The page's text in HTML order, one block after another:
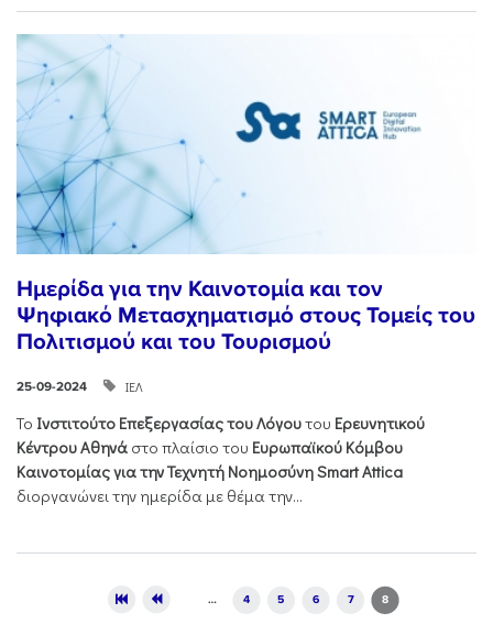
Ημερίδα για την Καινοτομία και τον
Ψηφιακό Μετασχηματισμό στους Τομείς του
Πολιτισμού και του Τουρισμού
25-09-2024 ΙΕΛ
Το Ινστιτούτο Επεξεργασίας του Λόγουτου Ερευνητικού
Κέντρου Αθηνά στο πλαίσιο του Ευρωπαϊκού Κόμβου
Καινοτομίας για την Τεχνητή Νοημοσύνη Smart Attica
διοργανώνει την ημερίδα με θέμα την...
… 4 5 6 7 8